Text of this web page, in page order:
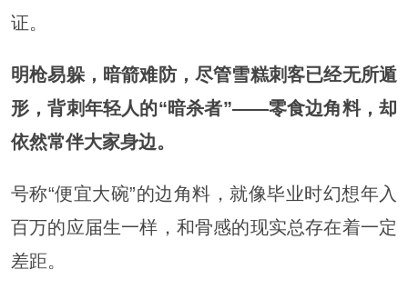
证。
明枪易躲，暗箭难防，尽管雪糕刺客已经无所遁
形，背刺年轻人的“暗杀者”——零食边角料，却
依然常伴大家身边。
号称“便宜大碗”的边角料，就像毕业时幻想年入
百万的应届生一样，和骨感的现实总存在着一定
差距。